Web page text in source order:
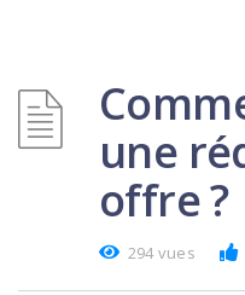
une
offre ?
294 vues